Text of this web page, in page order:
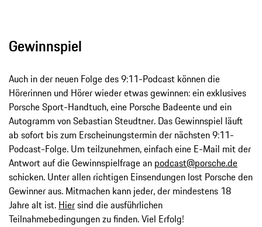
Gewinnspiel
Auch in der neuen Folge des 9:11-Podcast können die
Hörerinnen und Hörer wieder etwas gewinnen: ein exklusives
Porsche Sport-Handtuch, eine Porsche Badeente und ein
Autogramm von Sebastian Steudtner. Das Gewinnspiel läuft
ab sofort bis zum Erscheinungstermin der nächsten 9:11-
Podcast-Folge. Um teilzunehmen, einfach eine E-Mail mit der
Antwort auf die Gewinnspielfrage an podcast@porsche.de
schicken. Unter allen richtigen Einsendungen lost Porsche den
Gewinner aus. Mitmachen kann jeder, der mindestens 18
Jahre alt ist. Hiersind die ausführlichen
Teilnahmebedingungen zu finden. Viel Erfolg!